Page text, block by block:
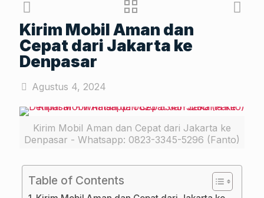
Kirim Mobil Aman dan
Cepat dari Jakarta ke
Denpasar
Agustus 4, 2024
Kirim Mobil Aman dan Cepat dari Jakarta ke
Denpasar - Whatsapp: 0823-3345-5296 (Fanto)
Table of Contents